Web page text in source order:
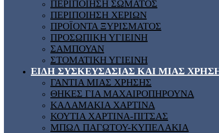
ΠΕΡΙΠΟΙΗΣΗ ΣΩΜΑΤΟΣ
ΠΕΡΙΠΟΙΗΣΗ ΧΕΡΙΩΝ
ΠΡΟΪΟΝΤΑ ΞΥΡΙΣΜΑΤΟΣ
ΠΡΟΣΩΠΙΚΗ ΥΓΙΕΙΝΗ
ΣΑΜΠΟΥΑΝ
ΣΤΟΜΑΤΙΚΗ ΥΓΙΕΙΝΗ
ΕΙΔΗ ΣΥΣΚΕΥΣΑΣΙΑΣ ΚΑΙ ΜΙΑΣ
ΓΑΝΤΙΑ ΜΙΑΣ ΧΡΗΣΗΣ
ΘΗΚΕΣ ΓΙΑ ΜΑΧΑΙΡΟΠΗΡΟΥΝΑ
ΚΑΛΑΜΑΚΙΑ ΧΑΡΤΙΝΑ
ΚΟΥΤΙΑ ΧΑΡΤΙΝΑ-ΠΙΤΣΑΣ
ΜΠΩΛ ΠΑΓΩΤΟΥ-ΚΥΠΕΛΑΚΙΑ